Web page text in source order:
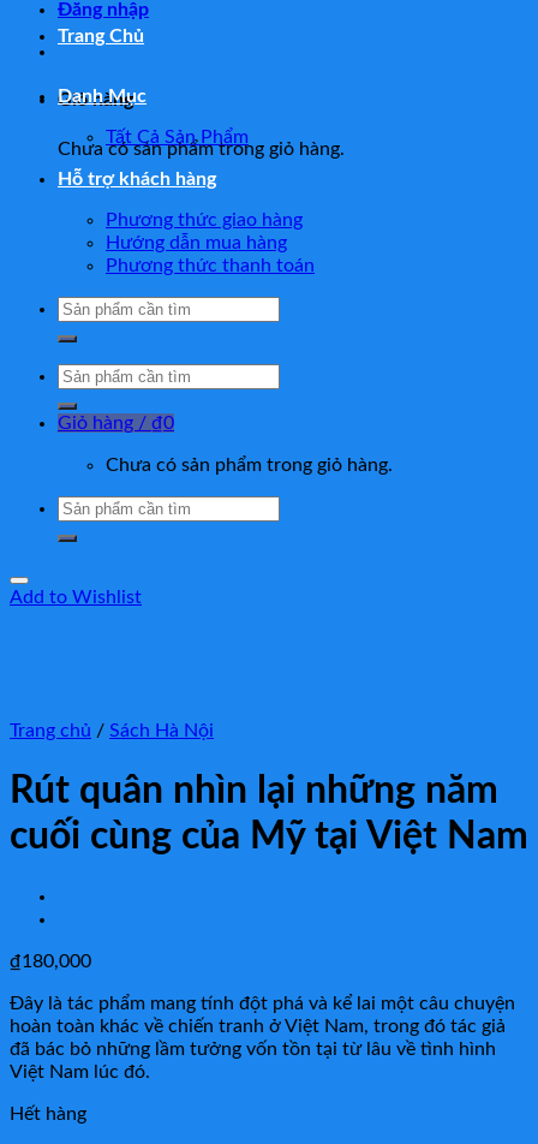
Đăng nhập
Giỏ hàng
Chưa có sản phẩm trong giỏ hàng.
Trang Chủ
Danh Mục
Tất Cả Sản Phẩm
Hỗ trợ khách hàng
Phương thức giao hàng
Hướng dẫn mua hàng
Phương thức thanh toán
Tìm
Tìm
Giỏ hàng / ₫0
Chưa có sản phẩm trong giỏ hàng.
Tìm
Add to Wishlist
Trang chủ / Sách Hà Nội
Rút quân nhìn lại những năm
cuối cùng của Mỹ tại Việt Nam
₫180,000
Đây là tác phẩm mang tính đột phá và kể lai một câu chuyện
hoàn toàn khác về chiến tranh ở Việt Nam, trong đó tác giả
đã bác bỏ những lầm tưởng vốn tồn tại từ lâu về tình hình
Việt Nam lúc đó.
Hết hàng